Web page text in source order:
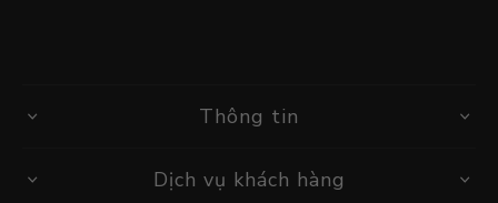
Thông tin
Dịch vụ khách hàng